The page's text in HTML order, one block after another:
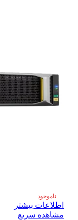
ناموجود
اطلاعات بیشتر
مشاهده سریع